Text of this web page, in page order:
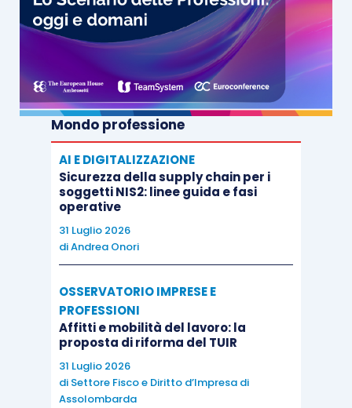
Mondo professione
AI E DIGITALIZZAZIONE
Sicurezza della supply chain per i
soggetti NIS2: linee guida e fasi
operative
31 Luglio 2026
diAndrea Onori
OSSERVATORIO IMPRESE E
PROFESSIONI
Affitti e mobilità del lavoro: la
proposta di riforma del TUIR
31 Luglio 2026
di Settore Fisco e Diritto d’Impresa di
Assolombarda